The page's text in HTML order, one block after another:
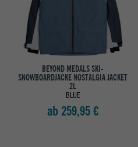
BEYOND MEDALS SKI-
SNOWBOARDJACKE NOSTALGIA JACKET
2L
BLUE
ab 259,95 €